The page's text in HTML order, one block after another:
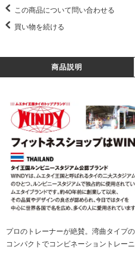
この商品について問い合わせる
買い物を続ける
商品説明
プロのトレーナーが絶賛。湾曲タイプの
コンパクトでコンビネーショントレーニ